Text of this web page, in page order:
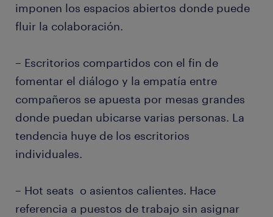
imponen los espacios abiertos donde puede
fluir la colaboración.
– Escritorios compartidos con el fin de
fomentar el diálogo y la empatía entre
compañeros se apuesta por mesas grandes
donde puedan ubicarse varias personas. La
tendencia huye de los escritorios
individuales.
– Hot seats o asientos calientes. Hace
referencia a puestos de trabajo sin asignar